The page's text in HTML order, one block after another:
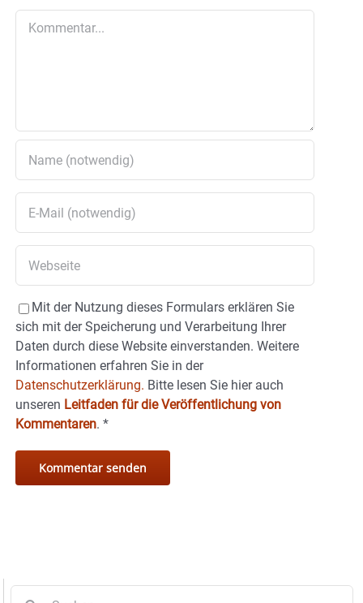
Mit der Nutzung dieses Formulars erklären Sie
sich mit der Speicherung und Verarbeitung Ihrer
Daten durch diese Website einverstanden. Weitere
Informationen erfahren Sie in der
Datenschutzerklärung. Bitte lesen Sie hier auch
unseren Leitfaden für die Veröffentlichung von
Kommentaren. *